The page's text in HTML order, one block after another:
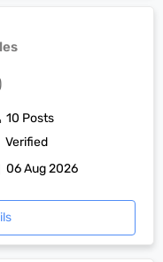
Verified
10 Posts
06 Aug 2026